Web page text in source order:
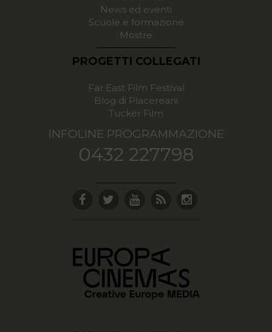
News ed eventi
Scuole e formazione
Mostre
PROGETTI COLLEGATI
Far East Film Festival
Blog di Placereani
Tucker Film
INFOLINE PROGRAMMAZIONE
0432 227798